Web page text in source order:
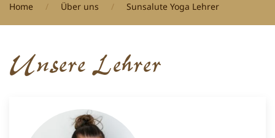
Home Über uns Sunsalute Yoga Lehrer
Unsere Lehrer